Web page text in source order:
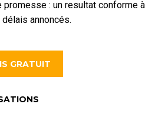
promesse : un resultat conforme à
annoncés.
GRATUIT